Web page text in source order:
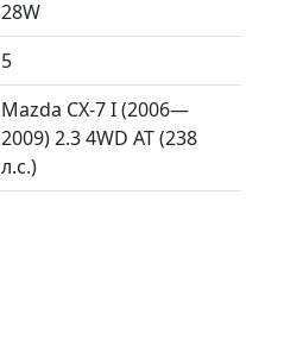
28W
5
Mazda CX-7 I (2006—
2009) 2.3 4WD AT (238
л.с.)